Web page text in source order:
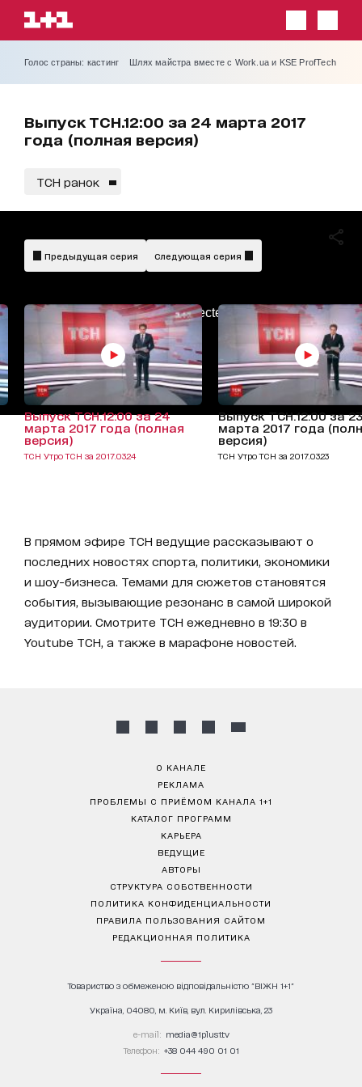
Голос страны: кастинг Шлях майстра вместе с Work.ua и KSE ProfTech
Выпуск ТСН.12:00 за 24 марта 2017
года (полная версия)
ТСН ранок
AdBlockDetected!
Предыдущая серия Следующая серия
Выпуск ТСН.12:00 за 24
марта 2017 года (полная
версия)
ТСН Утро ТСН за 2017.03.24
Выпуск ТСН.12:00 за 23
марта 2017 года
версия)
ТСН Утро ТСН за 2017.03.23
В прямом эфире ТСН ведущие рассказывают о
последних новостях спорта, политики, экономики
и шоу-бизнеса. Темами для сюжетов становятся
события, вызывающие резонанс в самой широкой
аудитории. Смотрите ТСН ежедневно в 19:30 в
Youtube ТСН, а также в марафоне новостей.
О КАНАЛЕ
РЕКЛАМА
ПРОБЛЕМЫ С ПРИЁМОМ КАНАЛА 1+1
КАТАЛОГ ПРОГРАММ
КАРЬЕРА
ВЕДУЩИЕ
АВТОРЫ
СТРУКТУРА СОБСТВЕННОСТИ
ПОЛИТИКА КОНФИДЕНЦИАЛЬНОСТИ
ПРАВИЛА ПОЛЬЗОВАНИЯ САЙТОМ
РЕДАКЦИОННАЯ ПОЛИТИКА
Товариство з обмеженою відповідальністю "ВІЖН 1+1"
Україна, 04080, м. Київ, вул. Кирилівська, 23
е-mail: media@1plus1.tv
Телефон: +38 044 490 01 01